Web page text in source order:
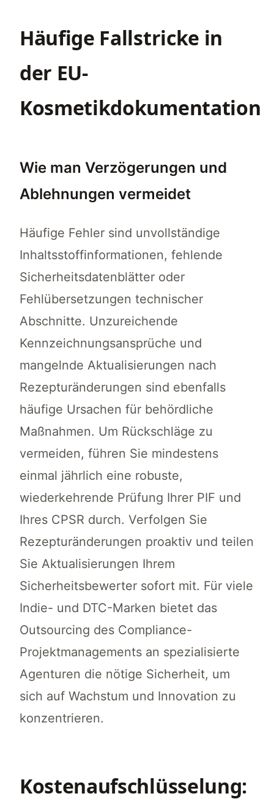
Häufige Fallstricke in
der EU-
Kosmetikdokumentation
Wie man Verzögerungen und
Ablehnungen vermeidet
Häufige Fehler sind unvollständige
Inhaltsstoffinformationen, fehlende
Sicherheitsdatenblätter oder
Fehlübersetzungen technischer
Abschnitte. Unzureichende
Kennzeichnungsansprüche und
mangelnde Aktualisierungen nach
Rezepturänderungen sind ebenfalls
häufige Ursachen für behördliche
Maßnahmen. Um Rückschläge zu
vermeiden, führen Sie mindestens
einmal jährlich eine robuste,
wiederkehrende Prüfung Ihrer PIF und
Ihres CPSR durch. Verfolgen Sie
Rezepturänderungen proaktiv und teilen
Sie Aktualisierungen Ihrem
Sicherheitsbewerter sofort mit. Für viele
Indie- und DTC-Marken bietet das
Outsourcing des Compliance-
Projektmanagements an spezialisierte
Agenturen die nötige Sicherheit, um
sich auf Wachstum und Innovation zu
konzentrieren.
Kostenaufschlüsselung: